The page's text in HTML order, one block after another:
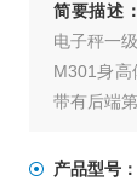
简要描述：
电子秤一
M301身高
带有后端
关，不需
产品型号：